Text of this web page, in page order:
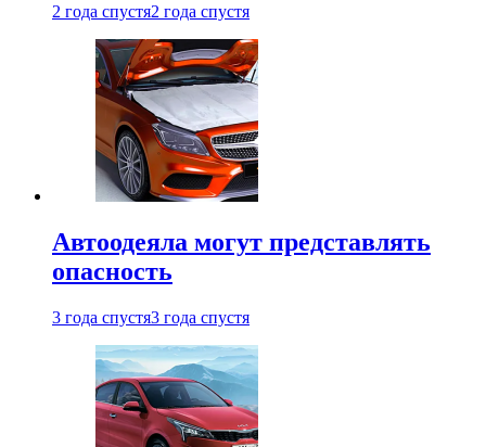
2 года спустя2 года спустя
Автоодеяла могут представлять
опасность
3 года спустя3 года спустя